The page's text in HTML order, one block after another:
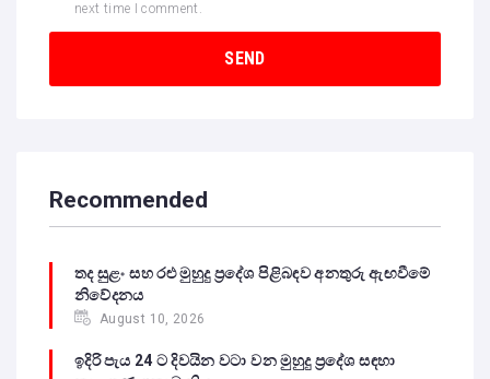
next time I comment.
Recommended
තද සුළං සහ රළු මුහුදු ප්‍රදේශ පිළිබඳව අනතුරු ඇඟවීමේ
නිවේදනය
August 10, 2026
ඉදිරි පැය 24 ට දිවයින වටා වන මුහුදු ප්‍රදේශ සඳහා